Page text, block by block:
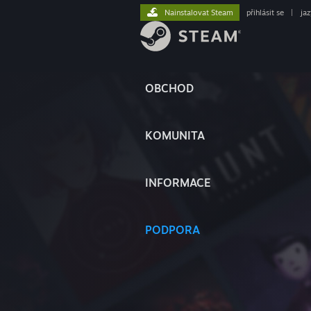
OBCHOD
KOMUNITA
INFORMACE
PODPORA
Nainstalovat Steam přihlásit se